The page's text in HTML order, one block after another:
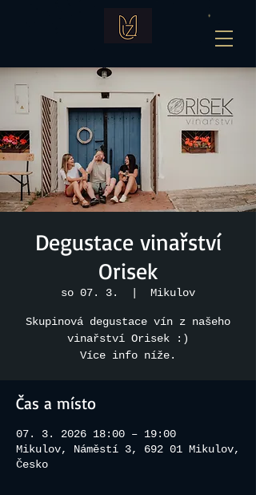
Degustace vinařství
Orisek
so 07. 3. Mikulov
Skupinová degustace vín z našeho
vinařství Orisek :)
Více info níže.
Čas a místo
07. 3. 2026 18:00 – 19:00
Mikulov, Náměstí 3, 692 01 Mikulov,
Česko